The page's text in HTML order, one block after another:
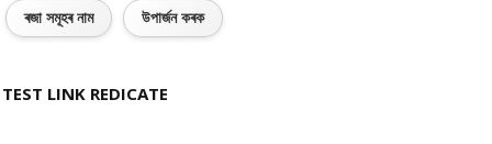
ৰজা সমূহৰ নাম উপাৰ্জন কৰক
TEST LINK REDICATE